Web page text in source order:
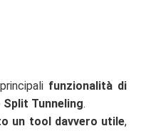
funzionalità di
Split Tunneling.
un tool davvero utile,